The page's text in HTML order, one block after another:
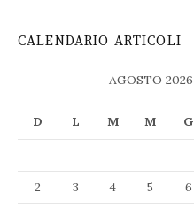
CALENDARIO ARTICOLI
AGOSTO 2026
D L M M G
2
3 4 5 6